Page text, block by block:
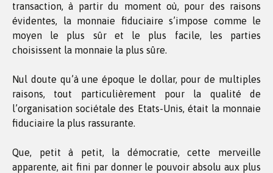
transaction, à partir du moment où, pour des raisons
évidentes, la monnaie fiduciaire s’impose comme le
moyen le plus sûr et le plus facile, les parties
choisissent la monnaie la plus sûre.
Nul doute qu’à une époque le dollar, pour de multiples
raisons, tout particulièrement pour la qualité de
l’organisation sociétale des Etats-Unis, était la monnaie
fiduciaire la plus rassurante.
Que, petit à petit, la démocratie, cette merveille
apparente, ait fini par donner le pouvoir absolu aux plus